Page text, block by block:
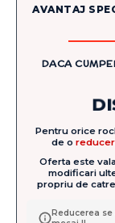
AVANTAJ
DACA
Pentru orice
de o
Oferta este
modificari
propriu de
Reducerea